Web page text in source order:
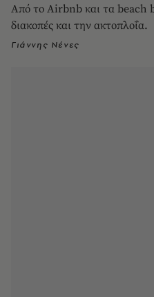
Από το Airbnb και τα beach
διακοπές και την ακτοπλοΐα.
Γιάννης Νένες